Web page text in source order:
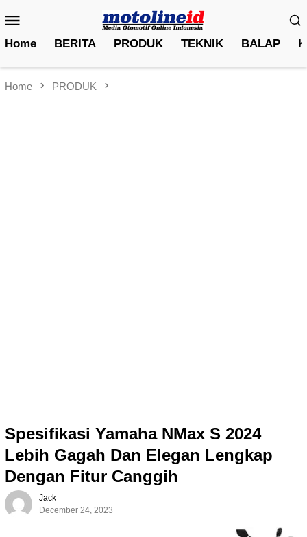
to
contentMenu
Home BERITA PRODUK TEKNIK BALAP
Home PRODUK
Spesifikasi Yamaha NMax S 2024
Lebih Gagah Dan Elegan Lengkap
Dengan Fitur Canggih
Jack
December 24, 2023